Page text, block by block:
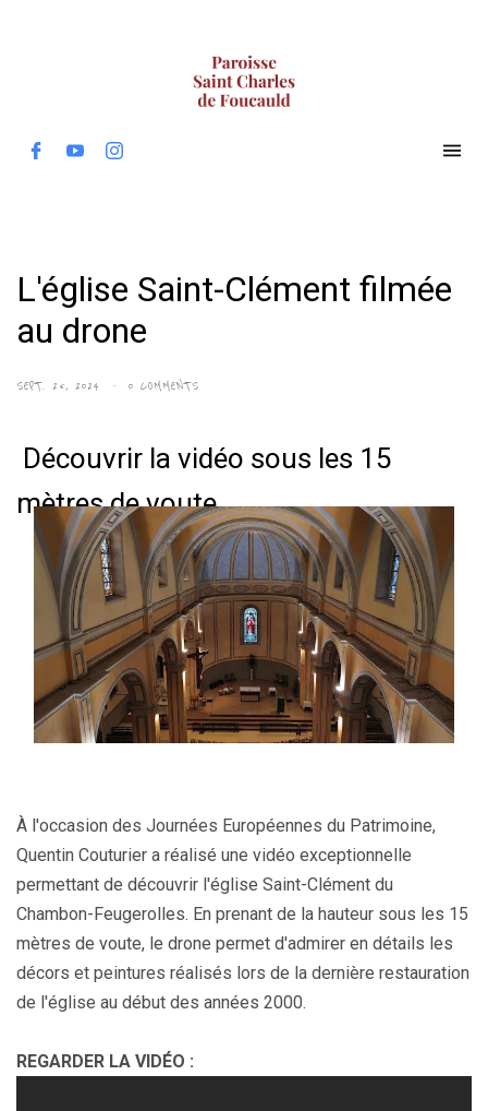
L'église Saint-Clément filmée
au drone
SEPT. 25, 2024 0 COMMENTS
Découvrir la vidéo sous les 15
mètres de voute
À l'occasion des Journées Européennes du Patrimoine,
Quentin Couturier a réalisé une vidéo exceptionnelle
permettant de découvrir l'église Saint-Clément du
Chambon-Feugerolles. En prenant de la hauteur sous les 15
mètres de voute, le drone permet d'admirer en détails les
décors et peintures réalisés lors de la dernière restauration
de l'église au début des années 2000.
REGARDER LA VIDÉO :